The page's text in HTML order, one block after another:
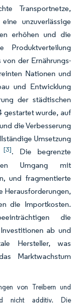
Transportnetze,
unzuverlässige
erhöhen und die
der Ernährungs-
Nationen und
und Entwicklung
der städtischen
gestartet wurde, auf
die Verbesserung
Umsetzung
[3]. Die begrenzte
Umgang mit
und fragmentierte
Herausforderungen,
die Importkosten.
die
ab und
Hersteller, was
Marktwachstum
von Treibern und
nicht additiv. Die